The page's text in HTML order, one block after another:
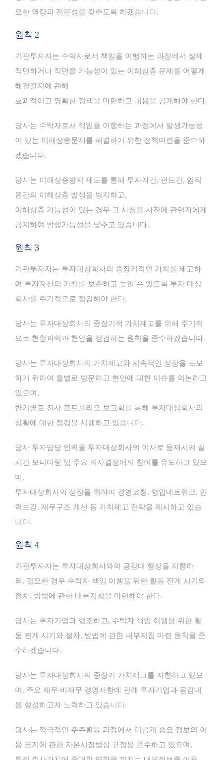
요한 역량과 전문성을 갖추도록 하겠습니다.
원칙 2
기관투자자는 수탁자로서 책임을 이행하는 과정에서 실제
직면하거나 직면할 가능성이 있는 이해상충 문제를 어떻게
해결할지에 관해
효과적이고 명확한 정책을 마련하고 내용을 공개해야 한다.
당사는 수탁자로서 책임을 이행하는 과정에서 발생가능성
이 있는 이해상충문제를 해결하기 위한 정책마련을 준수하
겠습니다.
당사는 이해상충방지 제도를 통해 투자자간, 펀드간, 임직
원간의 이해상충 발생을 방지하고,
이해상충 가능성이 있는 경우 그 사실을 사전에 관련자에게
공지하여 발생가능성을 낮추고 있습니다.
원칙 3
기관투자자는 투자대상회사의 중장기적인 가치를 제고하
여 투자자산의 가치를 보존하고 높일 수 있도록 투자 대상
회사를 주기적으로 점검해야 한다.
당사는 투자대상회사의 중장기적 가치제고를 위해 주기적
으로 현황파악과 현안을 점검하는 원칙을 준수하겠습니다.
당사는 투자대상회사의 가치제고와 지속적인 성장을 도모
하기 위하여 월별로 방문하고 현안에 대한 이슈를 의논하고
있으며,
반기별로 전사 포트폴리오 보고회를 통해 투자대상회사의
상황에 대한 점검을 시행하고 있습니다.
당사 투자담당 인력을 투자대상회사의 이사로 등재시켜 실
시간 모니터링 및 주요 의사결정에의 참여를 유도하고 있으
며,
투자대상회사의 성장을 위하여 경영코칭, 영업네트워크, 인
력보강, 재무구조 개선 등 가치제고 전략을 제시하고 있습
니다.
원칙 4
기관투자자는 투자대상회사와의 공감대 형성을 지향하
되, 필요한 경우 수탁자 책임 이행을 위한 활동 전개 시기와
절차, 방법에 관한 내부지침을 마련해야 한다.
당사는 투자기업과 협조하고, 수탁자 책임 이행을 위한 활
동 전개 시기와 절차, 방법에 관한 내부지침 마련 원칙을 준
수하겠습니다.
당사는 투자대상회사의 중장기 가치제고를 지향하고 있으
며, 주요 재무∙비재무 경영사항에 관해 투자기업과 공감대
를 형성하고자 노력하고 있습니다.
당사는 적극적인 주주활동 과정에서 미공개 중요 정보의 이
용 금지에 관한 자본시장법상 규정을 준수하고 있으며,